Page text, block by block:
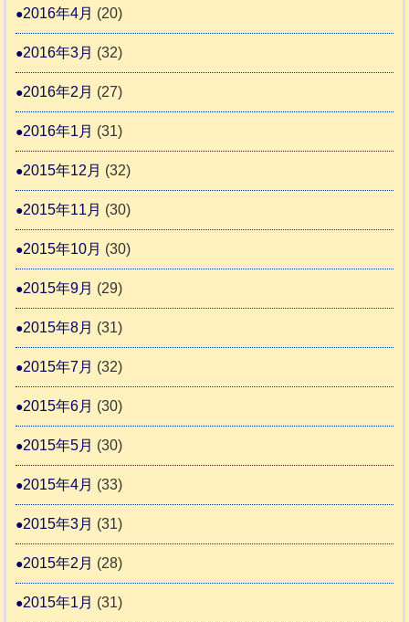
2016年4月 (20)
2016年3月 (32)
2016年2月 (27)
2016年1月 (31)
2015年12月 (32)
2015年11月 (30)
2015年10月 (30)
2015年9月 (29)
2015年8月 (31)
2015年7月 (32)
2015年6月 (30)
2015年5月 (30)
2015年4月 (33)
2015年3月 (31)
2015年2月 (28)
2015年1月 (31)